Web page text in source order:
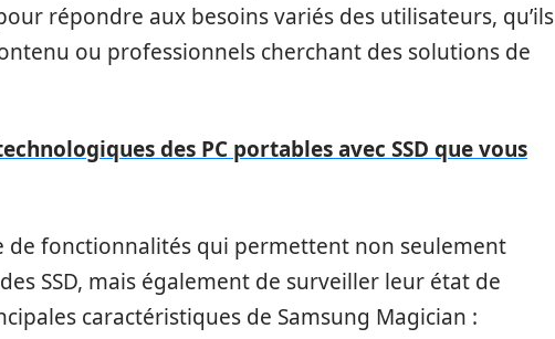
répondre aux besoins variés des utilisateurs, qu’ils
ou professionnels cherchant des solutions de
des PC portables avec SSD que vous
de fonctionnalités qui permettent non seulement
SSD, mais également de surveiller leur état de
caractéristiques de Samsung Magician :